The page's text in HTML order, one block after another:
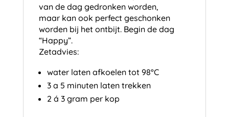
van de dag gedronken worden,
maar kan ook perfect geschonken
worden bij het ontbijt. Begin de dag
“Happy”.
Zetadvies:
water laten afkoelen tot 98°C
3 a 5 minuten laten trekken
2 á 3 gram per kop